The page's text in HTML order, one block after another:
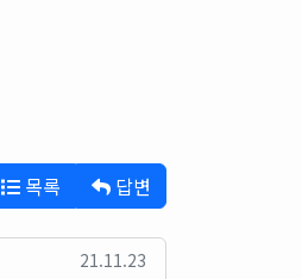
목록 답변
21.11.23